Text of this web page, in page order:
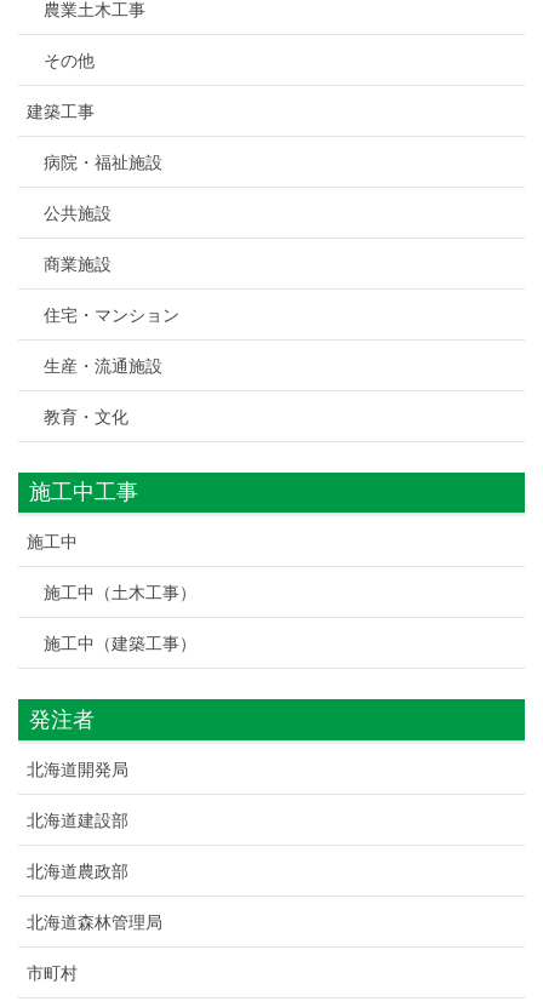
農業土木工事
その他
建築工事
病院・福祉施設
公共施設
商業施設
住宅・マンション
生産・流通施設
教育・文化
施工中工事
施工中
施工中（土木工事）
施工中（建築工事）
発注者
北海道開発局
北海道建設部
北海道農政部
北海道森林管理局
市町村